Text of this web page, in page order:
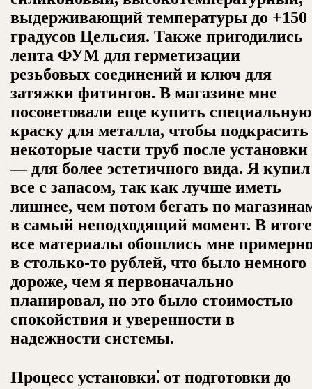
выдерживающий температуры до +150
градусов Цельсия. Также пригодились
лента ФУМ для герметизации
резьбовых соединений и ключ для
затяжки фитингов. В магазине мне
посоветовали еще купить специальную
краску для металла, чтобы подкрасить
некоторые части труб после установки
— для более эстетичного вида. Я купил
все с запасом, так как лучше иметь
лишнее, чем потом бегать по
в самый неподходящий момент. В
все материалы обошлись мне
в столько-то рублей, что было немного
дороже, чем я первоначально
планировал, но это было стоимостью
спокойствия и уверенности в
надежности системы.
Процесс установки⁚ от подготовки до